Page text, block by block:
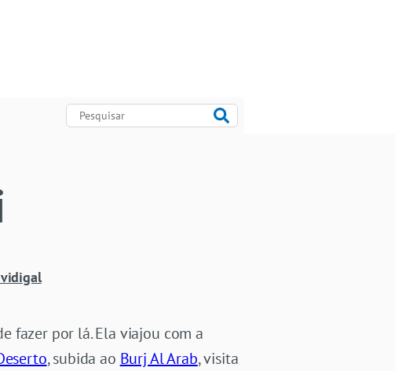
fazer por lá. Ela viajou com a
, subida ao Burj Al Arab, visita